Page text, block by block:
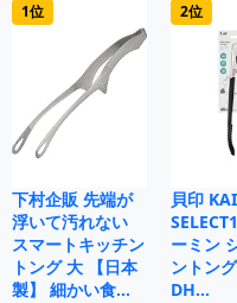
1位
下村企販 先端が
浮いて汚れない
スマートキッチン
トング 大 【日本
製】 細かい食…
2位
貝印 KAI
ーミン
ントン
DH…